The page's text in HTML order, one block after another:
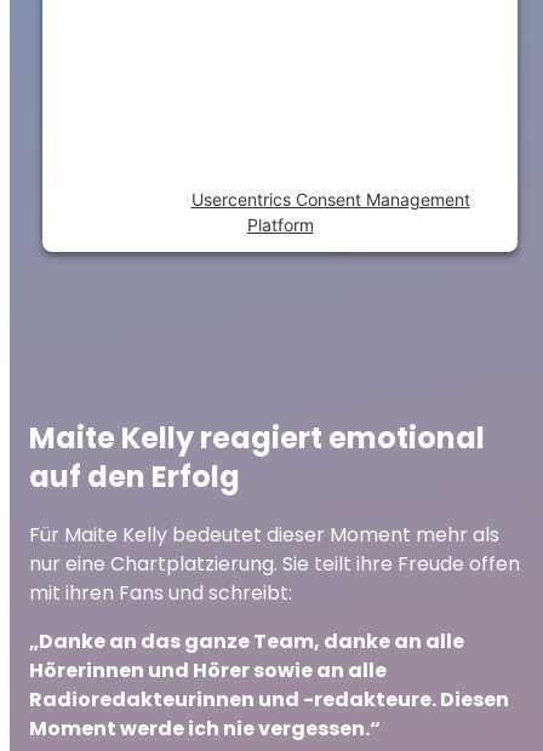
Usercentrics Consent Management
Platform
Maite Kelly reagiert emotional
auf den Erfolg
Für Maite Kelly bedeutet dieser Moment mehr als
nur eine Chartplatzierung. Sie teilt ihre Freude offen
mit ihren Fans und schreibt:
„Danke an das ganze Team, danke an alle
Hörerinnen und Hörer sowie an alle
Radioredakteurinnen und -redakteure. Diesen
Moment werde ich nie vergessen.“